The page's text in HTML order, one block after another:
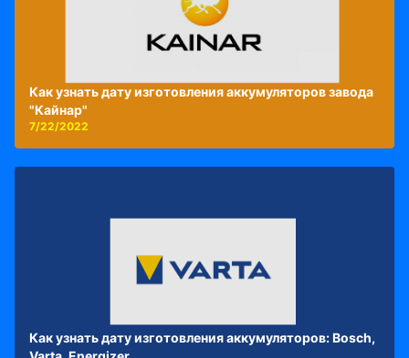
Как узнать дату изготовления аккумуляторов завода
"Кайнар"
7/22/2022
Как узнать дату изготовления аккумуляторов: Bosch,